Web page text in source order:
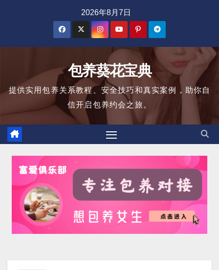
2026年8月7日
包养葵花宝典
提供实用包养关系教程、安全技巧和真实案例，助你自
信开启包养约会之旅。